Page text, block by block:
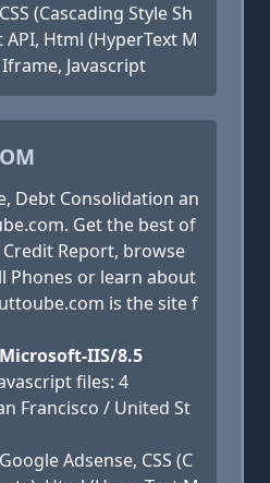
(Cascading Style Sh
Html (HyperText M
Javascript
Debt Consolidation an
Get the best of
Report, browse
Phones or learn about
is the site f
IIS/8.5
files: 4
Francisco / United St
Adsense, CSS (C